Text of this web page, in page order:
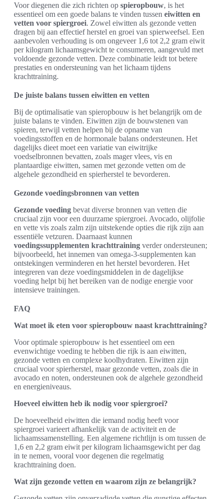
Voor diegenen die zich richten op spieropbouw, is het
essentieel om een goede balans te vinden tussen eiwitten en
vetten voor spiergroei. Zowel eiwitten als gezonde vetten
dragen bij aan effectief herstel en groei van spierweefsel. Een
aanbevolen verhouding is om ongeveer 1,6 tot 2,2 gram eiwit
per kilogram lichaamsgewicht te consumeren, aangevuld met
voldoende gezonde vetten. Deze combinatie leidt tot betere
prestaties en ondersteuning van het lichaam tijdens
krachttraining.
De juiste balans tussen eiwitten en vetten
Bij de optimalisatie van spieropbouw is het belangrijk om de
juiste balans te vinden. Eiwitten zijn de bouwstenen van
spieren, terwijl vetten helpen bij de opname van
voedingsstoffen en de hormonale balans ondersteunen. Het
dagelijks dieet moet een variatie van eiwitrijke
voedselbronnen bevatten, zoals mager vlees, vis en
plantaardige eiwitten, samen met gezonde vetten om de
algehele gezondheid en spierherstel te bevorderen.
Gezonde voedingsbronnen van vetten
Gezonde voeding bevat diverse bronnen van vetten die
cruciaal zijn voor een duurzame spiergroei. Avocado, olijfolie
en vette vis zoals zalm zijn uitstekende opties die rijk zijn aan
essentiële vetzuren. Daarnaast kunnen
voedingssupplementen krachttraining verder ondersteunen;
bijvoorbeeld, het innemen van omega-3-supplementen kan
ontstekingen verminderen en het herstel bevorderen. Het
integreren van deze voedingsmiddelen in de dagelijkse
voeding helpt bij het bereiken van de nodige energie voor
intensieve trainingen.
FAQ
Wat moet ik eten voor spieropbouw naast krachttraining?
Voor optimale spieropbouw is het essentieel om een
evenwichtige voeding te hebben die rijk is aan eiwitten,
gezonde vetten en complexe koolhydraten. Eiwitten zijn
cruciaal voor spierherstel, maar gezonde vetten, zoals die in
avocado en noten, ondersteunen ook de algehele gezondheid
en energieniveaus.
Hoeveel eiwitten heb ik nodig voor spiergroei?
De hoeveelheid eiwitten die iemand nodig heeft voor
spiergroei varieert afhankelijk van de activiteit en de
lichaamssamenstelling. Een algemene richtlijn is om tussen de
1,6 en 2,2 gram eiwit per kilogram lichaamsgewicht per dag
in te nemen, vooral voor degenen die regelmatig
krachttraining doen.
Wat zijn gezonde vetten en waarom zijn ze belangrijk?